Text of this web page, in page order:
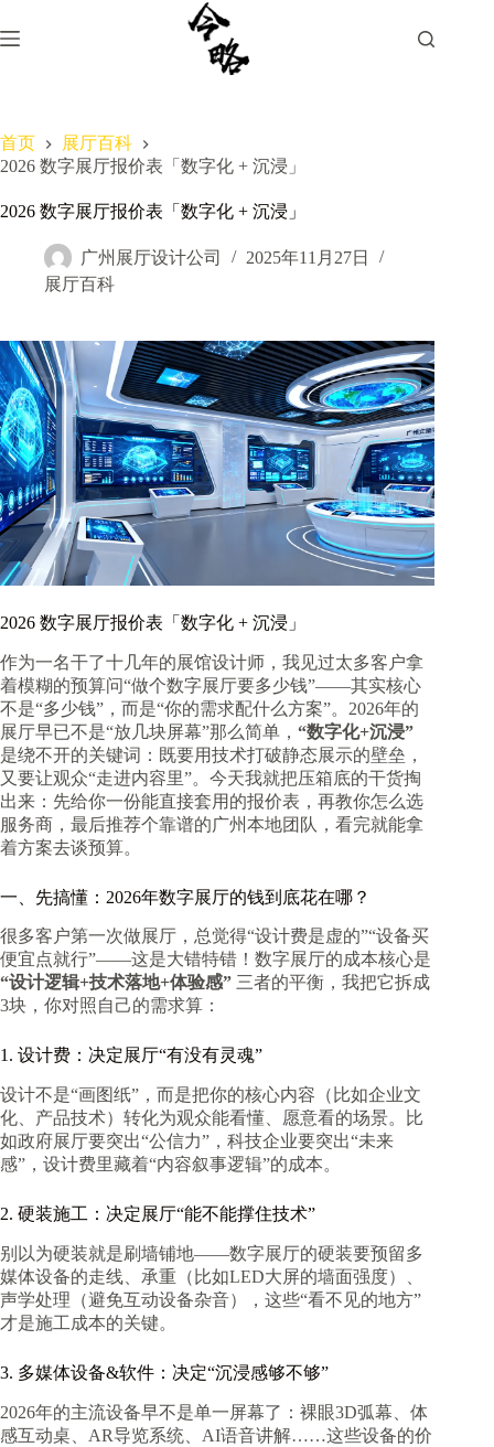
过
首页
展厅百科
2026 数字展厅报价表「数字化 + 沉浸」
2026 数字展厅报价表「数字化 + 沉浸」
广州展厅设计公司
2025年11月27日
展厅百科
2026 数字展厅报价表「数字化 + 沉浸」
作为一名干了十几年的展馆设计师，我见过太多客户拿
着模糊的预算问“做个数字展厅要多少钱”——其实核心
不是“多少钱”，而是“你的需求配什么方案”。2026年的
展厅早已不是“放几块屏幕”那么简单， “数字化+沉浸”
是绕不开的关键词：既要用技术打破静态展示的壁垒，
又要让观众“走进内容里”。今天我就把压箱底的干货掏
出来：先给你一份能直接套用的报价表，再教你怎么选
服务商，最后推荐个靠谱的广州本地团队，看完就能拿
着方案去谈预算。
一、先搞懂：2026年数字展厅的钱到底花在哪？
很多客户第一次做展厅，总觉得“设计费是虚的”“设备买
便宜点就行”——这是大错特错！数字展厅的成本核心是
“设计逻辑+技术落地+体验感” 三者的平衡，我把它拆成
3块，你对照自己的需求算：
1. 设计费：决定展厅“有没有灵魂”
设计不是“画图纸”，而是把你的核心内容（比如企业文
化、产品技术）转化为观众能看懂、愿意看的场景。比
如政府展厅要突出“公信力”，科技企业要突出“未来
感”，设计费里藏着“内容叙事逻辑”的成本。
2. 硬装施工：决定展厅“能不能撑住技术”
别以为硬装就是刷墙铺地——数字展厅的硬装要预留多
媒体设备的走线、承重（比如LED大屏的墙面强度）、
声学处理（避免互动设备杂音），这些“看不见的地方”
才是施工成本的关键。
3. 多媒体设备&软件：决定“沉浸感够不够”
2026年的主流设备早不是单一屏幕了：裸眼3D弧幕、体
感互动桌、AR导览系统、AI语音讲解……这些设备的价